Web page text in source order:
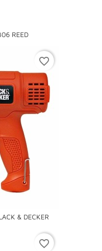
REED
& DECKER
favorite_border
favorite_border